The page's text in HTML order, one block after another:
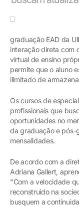
graduação EAD da
interação direta com
virtual de ensino
permite que o aluno
ilimitado de
Os cursos de
profissionais que
oportunidades no
da graduação e pós-
mensalidades.
De acordo com a
Adriana Gallert,
"Com a velocidade
reconstruído na
busquem a